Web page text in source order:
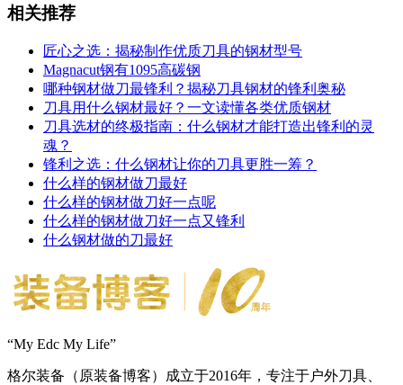
相关推荐
匠心之选：揭秘制作优质刀具的钢材型号
Magnacut钢有1095高碳钢
哪种钢材做刀最锋利？揭秘刀具钢材的锋利奥秘
刀具用什么钢材最好？一文读懂各类优质钢材
刀具选材的终极指南：什么钢材才能打造出锋利的灵
魂？
锋利之选：什么钢材让你的刀具更胜一筹？
什么样的钢材做刀最好
什么样的钢材做刀好一点呢
什么样的钢材做刀好一点又锋利
什么钢材做的刀最好
“My Edc My Life”
格尔装备（原装备博客）成立于2016年，专注于户外刀具、